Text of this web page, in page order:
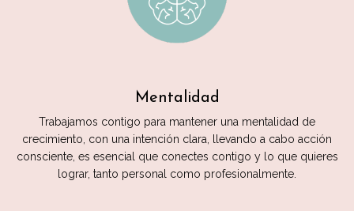
Mentalidad
Trabajamos contigo para mantener una mentalidad de
crecimiento, con una intención clara, llevando a cabo acción
consciente, es esencial que conectes contigo y lo que quieres
lograr, tanto personal como profesionalmente.